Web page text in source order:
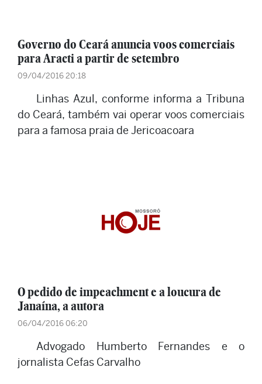
Governo do Ceará anuncia voos comerciais
para Aracti a partir de setembro
09/04/2016 20:18
Linhas Azul, conforme informa a Tribuna
do Ceará, também vai operar voos comerciais
para a famosa praia de Jericoacoara
O pedido de impeachment e a loucura de
Janaína, a autora
06/04/2016 06:20
Advogado Humberto Fernandes e o
jornalista Cefas Carvalho